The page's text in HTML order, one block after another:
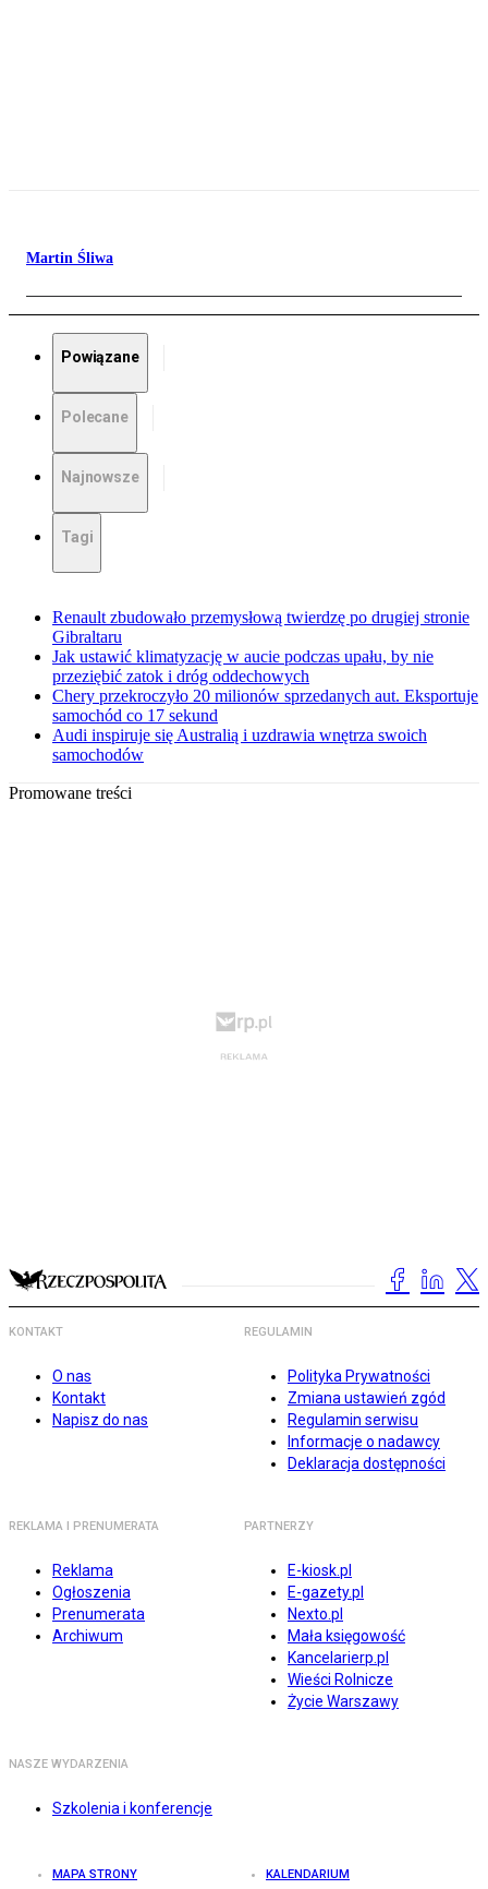
Martin Śliwa
Powiązane
Polecane
Najnowsze
Tagi
Renault zbudowało przemysłową twierdzę po drugiej stronie
Gibraltaru
Jak ustawić klimatyzację w aucie podczas upału, by nie
przeziębić zatok i dróg oddechowych
Chery przekroczyło 20 milionów sprzedanych aut. Eksportuje
samochód co 17 sekund
Audi inspiruje się Australią i uzdrawia wnętrza swoich
samochodów
Promowane treści
KONTAKT
O nas
Kontakt
Napisz do nas
REGULAMIN
Polityka Prywatności
Zmiana ustawień zgód
Regulamin serwisu
Informacje o nadawcy
Deklaracja dostępności
REKLAMA I PRENUMERATA
Reklama
Ogłoszenia
Prenumerata
Archiwum
PARTNERZY
E-kiosk.pl
E-gazety.pl
Nexto.pl
Mała księgowość
Kancelarierp.pl
Wieści Rolnicze
Życie Warszawy
NASZE WYDARZENIA
Szkolenia i konferencje
MAPA STRONY KALENDARIUM